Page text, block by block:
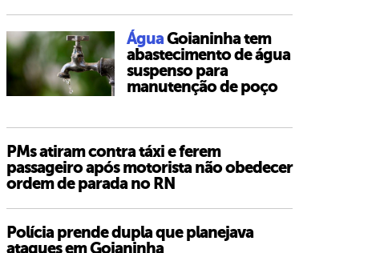
ÁguaGoianinha tem
abastecimento de água
suspenso para
manutenção de poço
PMs atiram contra táxi e ferem
passageiro após motorista não obedecer
ordem de parada no RN
Polícia prende dupla que planejava
ataques em Goianinha